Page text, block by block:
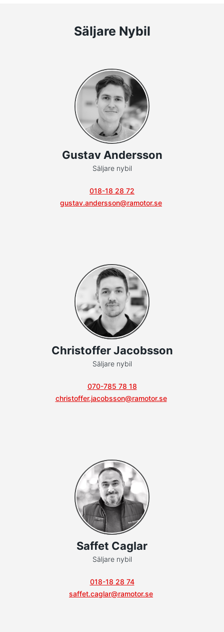
Säljare Nybil
Gustav Andersson
Säljare nybil
018-18 28 72
gustav.andersson@ramotor.se
Christoffer Jacobsson
Säljare nybil
070-785 78 18
christoffer.jacobsson@ramotor.se
Saffet Caglar
Säljare nybil
018-18 28 74
saffet.caglar@ramotor.se